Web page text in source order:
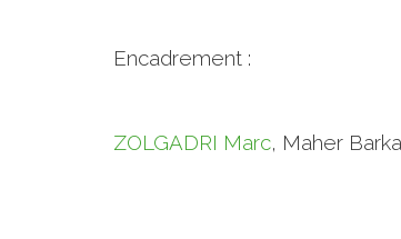
Encadrement :
ZOLGADRI Marc, Maher